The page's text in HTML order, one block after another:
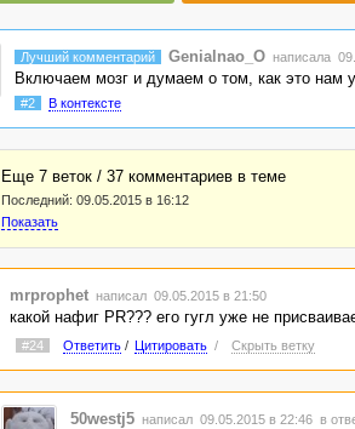
Лучший комментарий Genialnao_O написала
Включаем мозг и думаем о том, как это нам
#2 В контексте
Еще 7 веток / 37 комментариев в темe
Последний: 09.05.2015 в 16:12
Показать
mrprophet написал 09.05.2015 в 21:50
какой нафиг PR??? его гугл уже не
#24 Ответить/ Цитировать / Скрыть ветку
50westj5 написал 09.05.2015 в 22:46 в